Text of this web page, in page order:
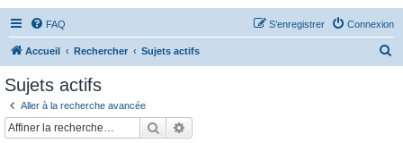
FAQ Connexion
S’enregistrer
Accueil Rechercher Sujets actifs
Sujets actifs
Aller à la recherche avancée
Rechercher